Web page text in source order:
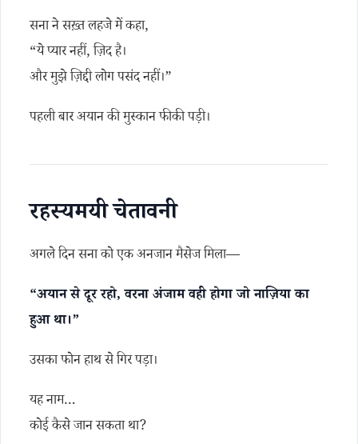
सना ने सख़्त लहजे में कहा,
“ये प्यार नहीं, ज़िद है।
और मुझे ज़िद्दी लोग पसंद नहीं।”
पहली बार अयान की मुस्कान फीकी पड़ी।
रहस्यमयी चेतावनी
अगले दिन सना को एक अनजान मैसेज मिला—
“अयान से दूर रहो, वरना अंजाम वही होगा जो नाज़िया का
हुआ था।”
उसका फोन हाथ से गिर पड़ा।
यह नाम…
कोई कैसे जान सकता था?